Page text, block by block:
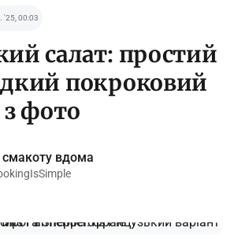
'25, 00:03
салат: простий
покроковий
фото
смакоту вдома